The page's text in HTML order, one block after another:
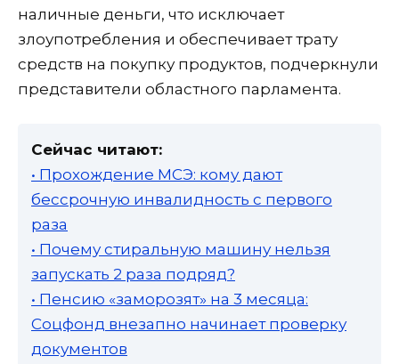
наличные деньги, что исключает
злоупотребления и обеспечивает трату
средств на покупку продуктов, подчеркнули
представители областного парламента.
Сейчас читают:
• Прохождение МСЭ: кому дают
бессрочную инвалидность с первого
раза
• Почему стиральную машину нельзя
запускать 2 раза подряд?
• Пенсию «заморозят» на 3 месяца:
Соцфонд внезапно начинает проверку
документов